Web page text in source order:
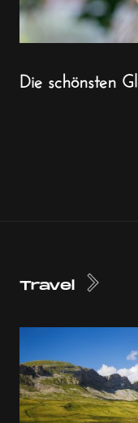
Die schönsten
Travel